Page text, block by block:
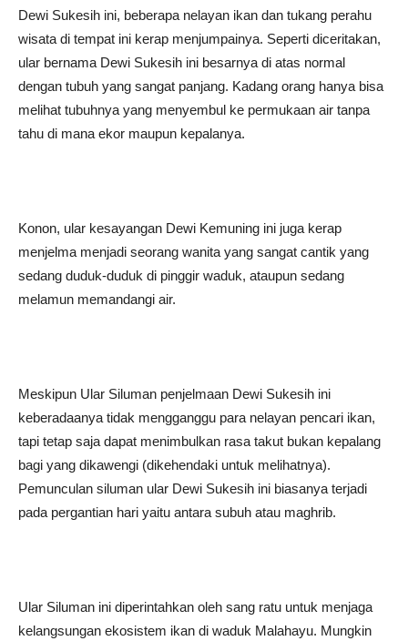
Dewi Sukesih ini, beberapa nelayan ikan dan tukang perahu
wisata di tempat ini kerap menjumpainya. Seperti diceritakan,
ular bernama Dewi Sukesih ini besarnya di atas normal
dengan tubuh yang sangat panjang. Kadang orang hanya bisa
melihat tubuhnya yang menyembul ke permukaan air tanpa
tahu di mana ekor maupun kepalanya.
Konon, ular kesayangan Dewi Kemuning ini juga kerap
menjelma menjadi seorang wanita yang sangat cantik yang
sedang duduk-duduk di pinggir waduk, ataupun sedang
melamun memandangi air.
Meskipun Ular Siluman penjelmaan Dewi Sukesih ini
keberadaanya tidak mengganggu para nelayan pencari ikan,
tapi tetap saja dapat menimbulkan rasa takut bukan kepalang
bagi yang dikawengi (dikehendaki untuk melihatnya).
Pemunculan siluman ular Dewi Sukesih ini biasanya terjadi
pada pergantian hari yaitu antara subuh atau maghrib.
Ular Siluman ini diperintahkan oleh sang ratu untuk menjaga
kelangsungan ekosistem ikan di waduk Malahayu. Mungkin